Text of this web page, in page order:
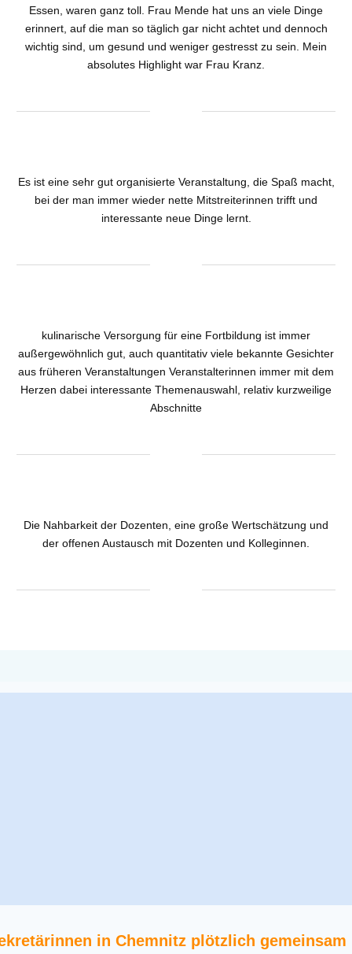
Essen, waren ganz toll. Frau Mende hat uns an viele Dinge
erinnert, auf die man so täglich gar nicht achtet und dennoch
wichtig sind, um gesund und weniger gestresst zu sein. Mein
absolutes Highlight war Frau Kranz.
Es ist eine sehr gut organisierte Veranstaltung, die Spaß macht,
bei der man immer wieder nette Mitstreiterinnen trifft und
interessante neue Dinge lernt.
kulinarische Versorgung für eine Fortbildung ist immer
außergewöhnlich gut, auch quantitativ viele bekannte Gesichter
aus früheren Veranstaltungen Veranstalterinnen immer mit dem
Herzen dabei interessante Themenauswahl, relativ kurzweilige
Abschnitte
Die Nahbarkeit der Dozenten, eine große Wertschätzung und
der offenen Austausch mit Dozenten und Kolleginnen.
in Chemnitz plötzlich gemeinsam